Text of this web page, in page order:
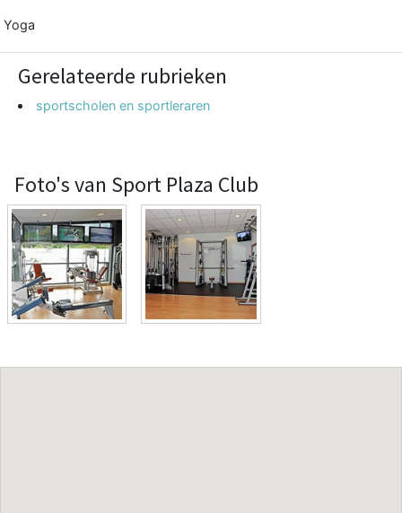
Yoga
Gerelateerde rubrieken
sportscholen en sportleraren
Foto's van Sport Plaza Club